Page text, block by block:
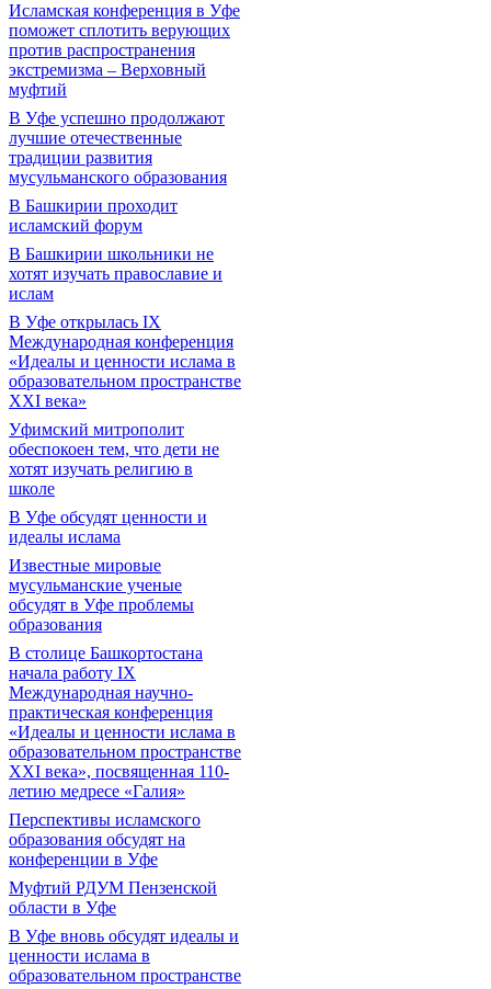
Исламская конференция в Уфе
поможет сплотить верующих
против распространения
экстремизма – Верховный
муфтий
В Уфе успешно продолжают
лучшие отечественные
традиции развития
мусульманского образования
В Башкирии проходит
исламский форум
В Башкирии школьники не
хотят изучать православие и
ислам
В Уфе открылась IX
Международная конференция
«Идеалы и ценности ислама в
образовательном пространстве
XXI века»
Уфимский митрополит
обеспокоен тем, что дети не
хотят изучать религию в
школе
В Уфе обсудят ценности и
идеалы ислама
Известные мировые
мусульманские ученые
обсудят в Уфе проблемы
образования
В столице Башкортостана
начала работу IX
Международная научно-
практическая конференция
«Идеалы и ценности ислама в
образовательном пространстве
XXI века», посвященная 110-
летию медресе «Галия»
Перспективы исламского
образования обсудят на
конференции в Уфе
Муфтий РДУМ Пензенской
области в Уфе
В Уфе вновь обсудят идеалы и
ценности ислама в
образовательном пространстве